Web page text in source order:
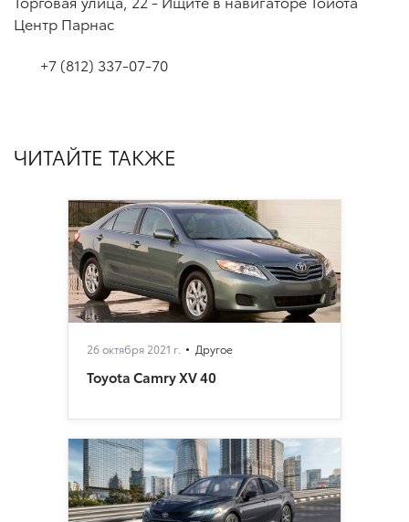
Центр Парнас
+7 (812) 337-07-70
ЧИТАЙТЕ ТАКЖЕ
26 октября 2021 г. Другое
Toyota Camry XV 40